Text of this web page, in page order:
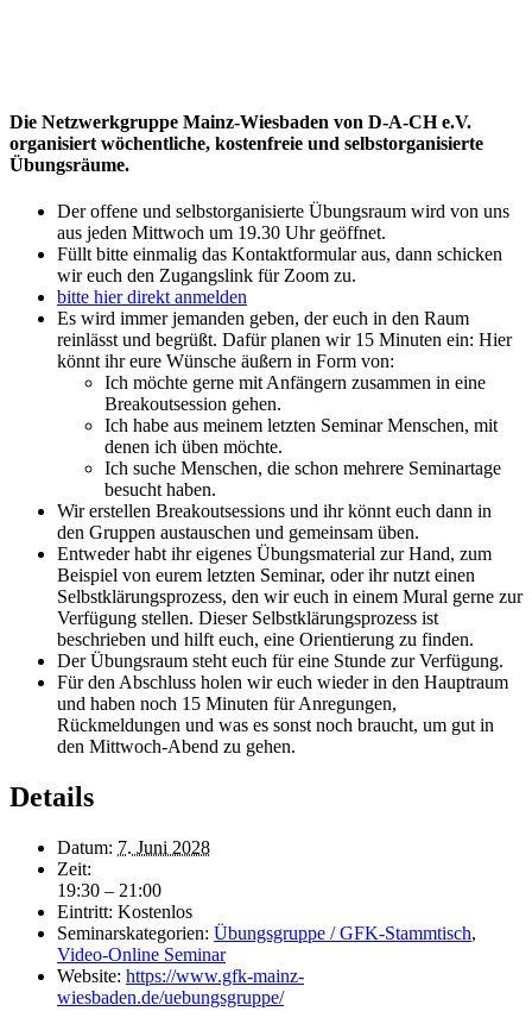
Die Netzwerkgruppe Mainz-Wiesbaden von D-A-CH e.V.
organisiert wöchentliche, kostenfreie und selbstorganisierte
Übungsräume.
Der offene und selbstorganisierte Übungsraum wird von uns
aus jeden Mittwoch um 19.30 Uhr geöffnet.
Füllt bitte einmalig das Kontaktformular aus, dann schicken
wir euch den Zugangslink für Zoom zu.
bitte hier direkt anmelden
Es wird immer jemanden geben, der euch in den Raum
reinlässt und begrüßt. Dafür planen wir 15 Minuten ein: Hier
könnt ihr eure Wünsche äußern in Form von:
Ich möchte gerne mit Anfängern zusammen in eine
Breakoutsession gehen.
Ich habe aus meinem letzten Seminar Menschen, mit
denen ich üben möchte.
Ich suche Menschen, die schon mehrere Seminartage
besucht haben.
Wir erstellen Breakoutsessions und ihr könnt euch dann in
den Gruppen austauschen und gemeinsam üben.
Entweder habt ihr eigenes Übungsmaterial zur Hand, zum
Beispiel von eurem letzten Seminar, oder ihr nutzt einen
Selbstklärungsprozess, den wir euch in einem Mural gerne zur
Verfügung stellen. Dieser Selbstklärungsprozess ist
beschrieben und hilft euch, eine Orientierung zu finden.
Der Übungsraum steht euch für eine Stunde zur Verfügung.
Für den Abschluss holen wir euch wieder in den Hauptraum
und haben noch 15 Minuten für Anregungen,
Rückmeldungen und was es sonst noch braucht, um gut in
den Mittwoch-Abend zu gehen.
Details
Datum: 7. Juni 2028
Zeit:
19:30 – 21:00
Eintritt: Kostenlos
Seminarskategorien: Übungsgruppe / GFK-Stammtisch,
Video-Online Seminar
Website: https://www.gfk-mainz-
wiesbaden.de/uebungsgruppe/